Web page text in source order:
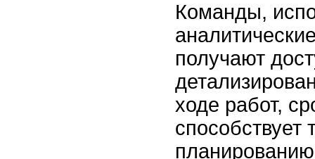
Команды,
получают
ходе работ,
способствует